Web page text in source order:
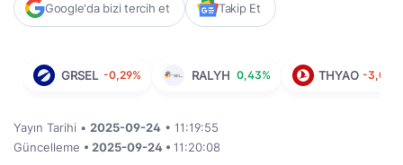
Google'da bizi tercih et Takip Et
GRSEL -0,29% RALYH 0,43% THYAO -3,01%
Yayın Tarihi • 2025-09-24 • 11:19:55
Güncelleme • 2025-09-24 • 11:20:08